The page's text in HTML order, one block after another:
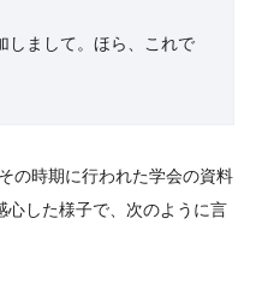
しまして。ほら、これで
の時期に行われた学会の資料
心した様子で、次のように言